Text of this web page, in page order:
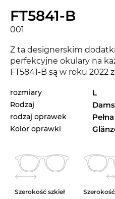
FT5841-B
001
Z ta designerskim
perfekcyjne okulary na
FT5841-B są w roku 2022
FT5841-B marki
Tom Ford
są dostępne w sklepie
także w innych wariantach.
się obowiązkowym
Motylek
przyciąga
osób pewnych siebie.
rozmiary L
Rodzaj
rodzaj oprawek Pełna
Kolor oprawki
Szerokość szkieł